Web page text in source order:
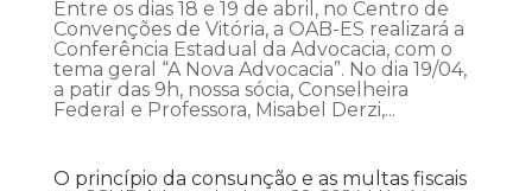
Entre os dias 18 e 19 de abril, no Centro de
Convenções de Vitória, a OAB-ES realizará a
Conferência Estadual da Advocacia, com o
tema geral “A Nova Advocacia”. No dia 19/04,
a patir das 9h, nossa sócia, Conselheira
Federal e Professora, Misabel Derzi,...
O princípio da consunção e as multas fiscais